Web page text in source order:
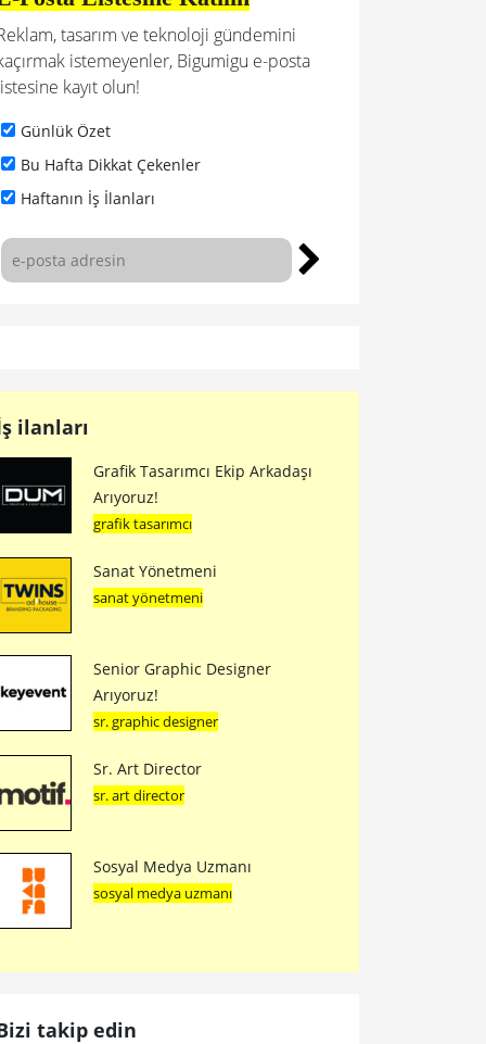
tasarım ve teknoloji gündemini
istemeyenler, Bigumigu e-posta
kayıt olun!
Günlük Özet
Bu Hafta Dikkat Çekenler
Haftanın İş İlanları
ilanları
Grafik Tasarımcı Ekip Arkadaşı
Arıyoruz!
grafik tasarımcı
Sanat Yönetmeni
sanat yönetmeni
Senior Graphic Designer
Arıyoruz!
sr. graphic designer
Sr. Art Director
sr. art director
Sosyal Medya Uzmanı
sosyal medya uzmanı
takip edin